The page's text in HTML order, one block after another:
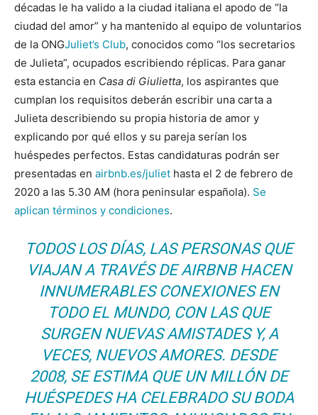
décadas le ha valido a la ciudad italiana el apodo de “la
ciudad del amor” y ha mantenido al equipo de voluntarios
de la ONGJuliet’s Club, conocidos como “los secretarios
de Julieta”, ocupados escribiendo réplicas. Para ganar
esta estancia en Casa di Giulietta, los aspirantes que
cumplan los requisitos deberán escribir una carta a
Julieta describiendo su propia historia de amor y
explicando por qué ellos y su pareja serían los
huéspedes perfectos. Estas candidaturas podrán ser
presentadas en airbnb.es/juliet hasta el 2 de febrero de
2020 a las 5.30 AM (hora peninsular española). Se
aplican términos y condiciones.
TODOS LOS DÍAS, LAS PERSONAS QUE
VIAJAN A TRAVÉS DE AIRBNB HACEN
INNUMERABLES CONEXIONES EN
TODO EL MUNDO, CON LAS QUE
SURGEN NUEVAS AMISTADES Y, A
VECES, NUEVOS AMORES. DESDE
2008, SE ESTIMA QUE UN MILLÓN DE
HUÉSPEDES HA CELEBRADO SU BODA